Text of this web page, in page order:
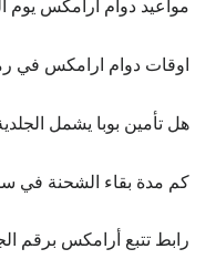
مواعيد دوام ارامكس يوم
اوقات دوام ارامكس في
هل تأمين بوبا يشمل
كم مدة بقاء الشحنة في
رابط تتبع أرامكس برقم